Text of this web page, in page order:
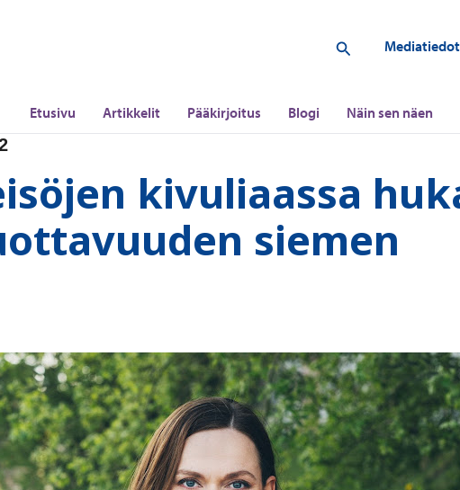
Hae Mediatiedot
Etusivu Artikkelit Pääkirjoitus Blogi Näin sen näen
kivuliaassa
siemen